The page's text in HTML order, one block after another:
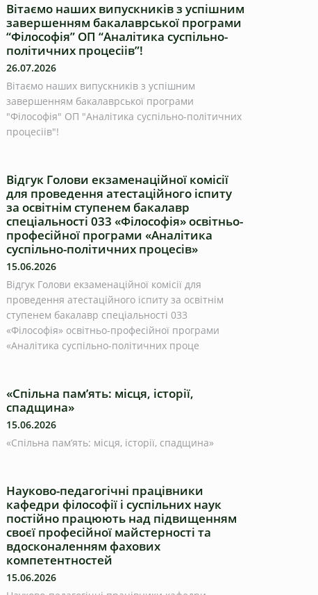
Вітаємо наших випускників з успішним
завершенням бакалаврської програми
“Філософія” ОП “Аналітика суспільно-
політичних процесіів”!
26.07.2026
Вітаємо наших випускників з успішним
завершенням бакалаврської програми
"Філософія" ОП "Аналітика суспільно-політичних
процесіів"!
Відгук Голови екзаменаційної комісії
для проведення атестаційного іспиту
за освітнім ступенем бакалавр
спеціальності 033 «Філософія» освітньо-
професійної програми «Аналітика
суспільно-політичних процесів»
15.06.2026
Відгук Голови екзаменаційної комісії для
проведення атестаційного іспиту за освітнім
ступенем бакалавр спеціальності 033
«Філософія» освітньо-професійної програми
«Аналітика суспільно-політичних проце
«Спільна пам’ять: місця, історії,
спадщина»
15.06.2026
«Спільна пам’ять: місця, історії, спадщина»
Науково-педагогічні працівники
кафедри філософії і суспільних наук
постійно працюють над підвищенням
своєї професійної майстерності та
вдосконаленням фахових
компетентностей
15.06.2026